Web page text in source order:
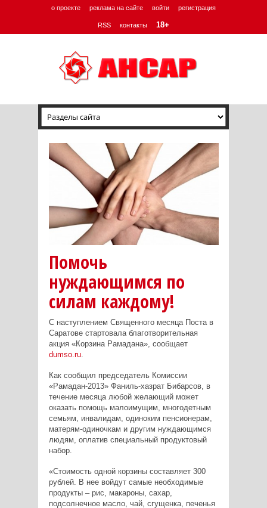
о проекте реклама на сайте войти регистрация
RSS контакты 18+
Помочь
нуждающимся по
силам каждому!
С наступлением Священного месяца Поста в
Саратове стартовала благотворительная
акция «Корзина Рамадана», сообщает
dumso.ru.
Как сообщил председатель Комиссии
«Рамадан-2013» Фаниль-хазрат Бибарсов, в
течение месяца любой желающий может
оказать помощь малоимущим, многодетным
семьям, инвалидам, одиноким пенсионерам,
матерям-одиночкам и другим нуждающимся
людям, оплатив специальный продуктовый
набор.
«Стоимость одной корзины составляет 300
рублей. В нее войдут самые необходимые
продукты – рис, макароны, сахар,
подсолнечное масло, чай, сгущенка, печенья